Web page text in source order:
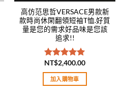
高仿范思哲VERSACE男款新
款時尚休閑翻領短袖T恤.好質
量是您的需求好品味是您該
追求!!
評分5.00
滿分 5
NT$2,400.00
加入購物車